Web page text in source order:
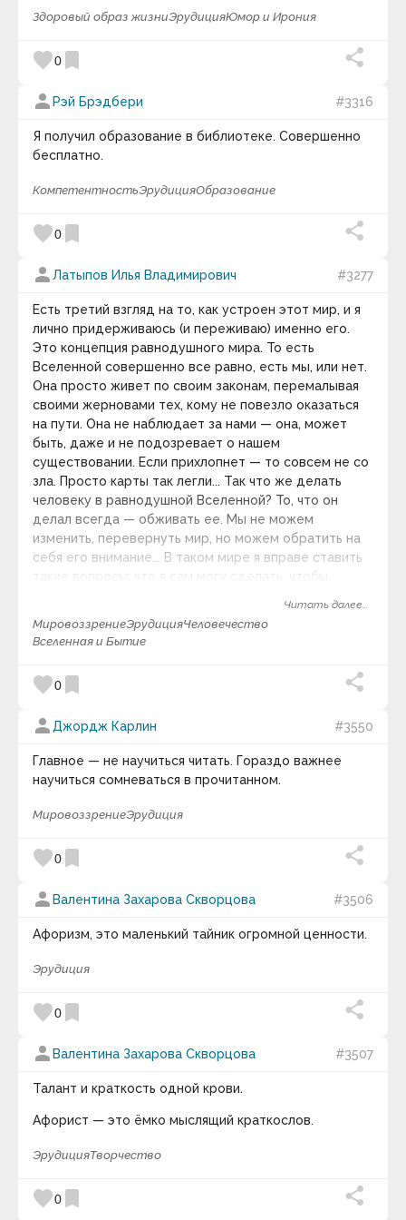
Здоровый образ жизниЭрудицияЮмор и Ирония
favorite0 bookmark
person Рэй Брэдбери #3316
Я получил образование в библиотеке. Совершенно
бесплатно.
КомпетентностьЭрудицияОбразование
favorite0 bookmark
personЛатыпов Илья Владимирович #3277
Есть третий взгляд на то, как устроен этот мир, и я
лично придерживаюсь (и переживаю) именно его.
Это концепция равнодушного мира. То есть
Вселенной совершенно все равно, есть мы, или нет.
Она просто живет по своим законам, перемалывая
своими жерновами тех, кому не повезло оказаться
на пути. Она не наблюдает за нами — она, может
быть, даже и не подозревает о нашем
существовании. Если прихлопнет — то совсем не со
зла. Просто карты так легли... Так что же делать
человеку в равнодушной Вселенной? То, что он
делал всегда — обживать ее. Мы не можем
изменить, перевернуть мир, но можем обратить на
себя его внимание... В таком мире я вправе ставить
мир, чтобы он стал немного безопаснее... Не в моих
его. Или побороть преступность. Установить мир во
всем мире… В моих силах — сделать то малое, на что
что результат будет таким, как мы хотим.
Читать далее...
МировоззрениеЭрудицияЧеловечество
Вселенная и Бытие
favorite0 bookmark
person Джордж Карлин #3550
Главное — не научиться читать. Гораздо важнее
научиться сомневаться в прочитанном.
МировоззрениеЭрудиция
favorite0 bookmark
person Валентина Захарова Скворцова #3506
Афоризм, это маленький тайник огромной ценности.
Эрудиция
favorite0 bookmark
person Валентина Захарова Скворцова #3507
Талант и краткость одной крови.
Афорист — это ёмко мыслящий краткослов.
ЭрудицияТворчество
favorite0 bookmark
исчезновении всех представителей
Вымирание может иметь естественные или
случаях вымирания биологических видов за
массовом вымирании. Шаблон:Массовые
вымирания
Часовая Версия).
keyboard_arrow_down
Те, кто с детства стремится к мечте, часто
реализуют свои жизненные планы.
keyboard_arrow_down